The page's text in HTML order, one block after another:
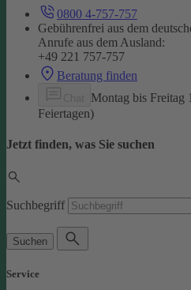
0800 4-757-757
Gebührenfrei aus dem
Anrufe aus dem Ausland:
+49 221 757-757
Beratung finden
Montag bis Freitag
Feiertagen)
Jetzt finden, was Sie suchen
Suchbegriff
Suchen
Service